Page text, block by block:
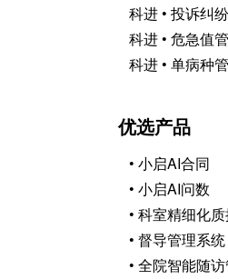
科进 • 投诉纠
科进 • 危急值
科进 • 单病种
优选产品
• 小启AI合同
• 小启AI问数
• 科室精细化
• 督导管理系统
• 全院智能随